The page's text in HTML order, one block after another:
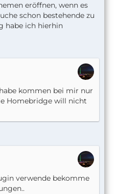
eröffnen, wenn es
schon bestehende zu
habe ich hierhin
kommen bei mir nur
Homebridge will nicht
verwende bekomme